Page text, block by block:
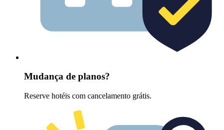
Mudança de planos?
Reserve hotéis com cancelamento grátis.